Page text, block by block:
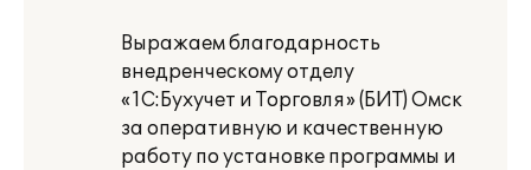
Выражаем благодарность
внедренческому отделу
«1С:Бухучет и Торговля» (БИТ) Омск
за оперативную и качественную
работу по установке программы и